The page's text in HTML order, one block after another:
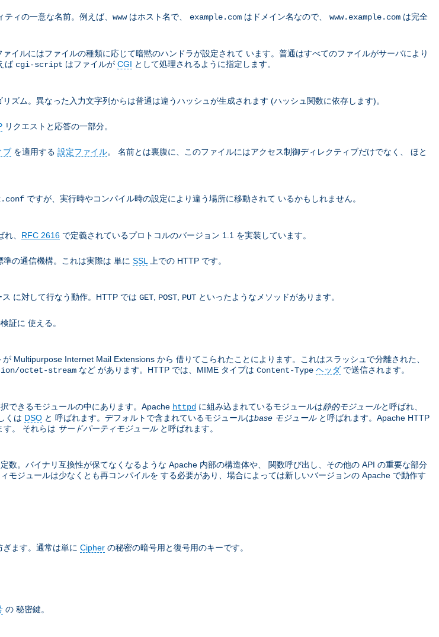
ィの一意な名前。例えば、 wwwはホスト名で、 example.com はドメイン名なので、 www.example.com は完全
イルにはファイルの種類に応じて暗黙のハンドラが設定されて います。普通はすべてのファイルがサーバにより
ば cgi-script はファイルが CGI として処理されるように指定します。
ズム。異なった入力文字列からは普通は違うハッシュが生成されます (ハッシュ関数に依存します)。
リクエストと応答の一部分。
ブ を適用する 設定ファイル。 名前とは裏腹に、このファイルにはアクセス制御ディレクティブだけでなく、 ほと
ですが、実行時やコンパイル時の設定により違う場所に移動されて いるかもしれません。
、 RFC 2616 で定義されているプロトコルのバージョン 1.1 を実装しています。
の通信機構。これは実際は 単に SSL
上での HTTP です。
に対して行なう動作。HTTP では GET POST PUT といったようなメソッドがあります。
証に 使える。
Multipurpose Internet Mail Extensions から 借りてこられたことによります。これはスラッシュで分離された、
octet-stream など があります。HTTP では、MIME タイプは Content-Type ヘッダ で送信されます。
できるモジュールの中にあります。Apache httpd に組み込まれているモジュールは静的モジュールと呼ばれ、
くは DSO と 呼ばれます。デフォルトで含まれているモジュールはbase モジュールと呼ばれます。Apache HTTP
す。 それらは サードパーティモジュールと呼ばれます。
。バイナリ互換性が保てなくなるような Apache 内部の構造体や、 関数呼び出し、その他の API の重要な部分
ジュールは少なくとも再コンパイルを する必要があり、場合によっては新しいバージョンの Apache で動作す
ます。通常は単に Cipher の秘密の暗号用と復号用のキーです。
の 秘密鍵。